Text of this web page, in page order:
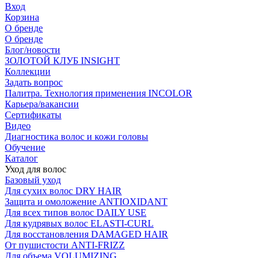
Вход
Корзина
О бренде
О бренде
Блог/новости
ЗОЛОТОЙ КЛУБ INSIGHT
Коллекции
Задать вопрос
Палитра. Технология применения INCOLOR
Карьера/вакансии
Сертификаты
Видео
Диагностика волос и кожи головы
Обучение
Каталог
Уход для волос
Базовый уход
Для сухих волос DRY HAIR
Защита и омоложение ANTIOXIDANT
Для всех типов волос DAILY USE
Для кудрявых волос ELASTI-CURL
Для восстановления DAMAGED HAIR
От пушистости ANTI-FRIZZ
Для объема VOLUMIZING